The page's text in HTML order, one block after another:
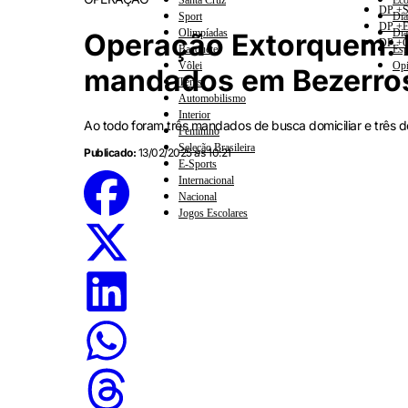
Sport
Olimpíadas
Basquete
Vôlei
Tênis
Automobilismo
Interior
Feminino
Seleção Brasileira
E-Sports
Internacional
Nacional
Jogos Escolares
DP
DP
DP
Operação
mandados em
Ao todo foram três mandados de busca domiciliar e três
Publicado: 13/02/2025 às 10:21